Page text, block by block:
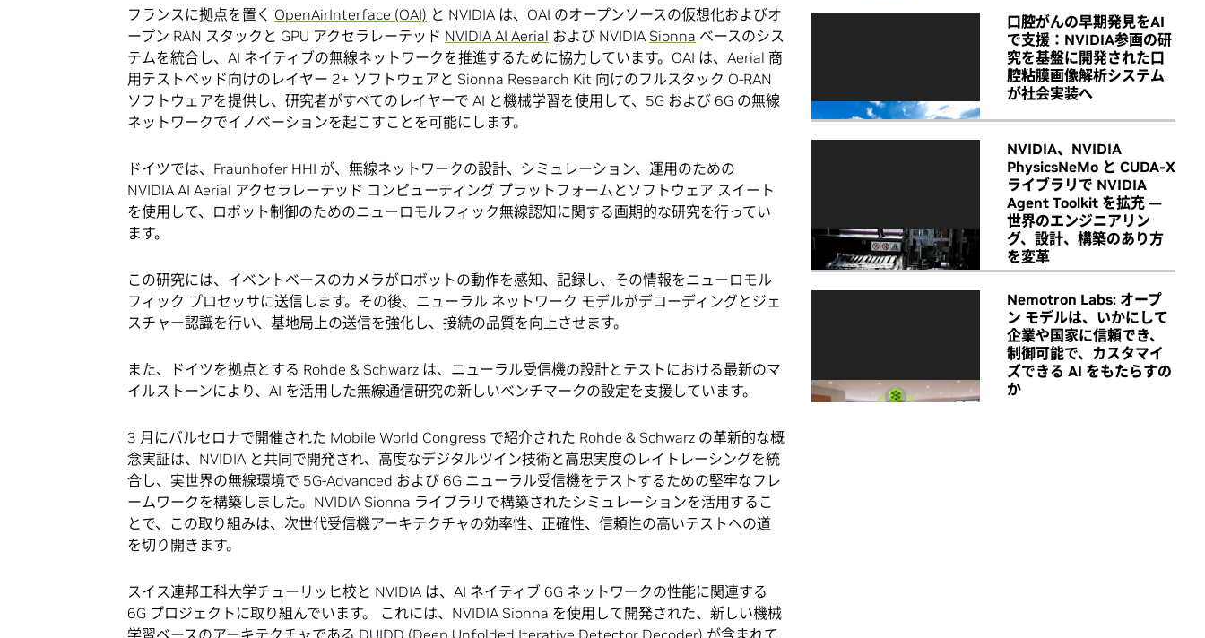
フランスに拠点を置く OpenAirInterface (OAI) と NVIDIA は、OAI のオープンソースの仮想化およびオ
ープン RAN スタックと GPU アクセラレーテッド NVIDIA AI Aerial および NVIDIA Sionna ベースのシス
テムを統合し、AI ネイティブの無線ネットワークを推進するために協力しています。OAI は、Aerial 商
用テストベッド向けのレイヤー 2+ ソフトウェアと Sionna Research Kit 向けのフルスタック O-RAN
ソフトウェアを提供し、研究者がすべてのレイヤーで AI と機械学習を使用して、5G および 6G の無線
ネットワークでイノベーションを起こすことを可能にします。
ドイツでは、Fraunhofer HHI が、無線ネットワークの設計、シミュレーション、運用のための
NVIDIA AI Aerial アクセラレーテッド コンピューティング プラットフォームとソフトウェア スイート
を使用して、ロボット制御のためのニューロモルフィック無線認知に関する画期的な研究を行ってい
ます。
この研究には、イベントベースのカメラがロボットの動作を感知、記録し、その情報をニューロモル
フィック プロセッサに送信します。その後、ニューラル ネットワーク モデルがデコーディングとジェ
スチャー認識を行い、基地局上の送信を強化し、接続の品質を向上させます。
また、ドイツを拠点とする Rohde & Schwarz は、ニューラル受信機の設計とテストにおける最新のマ
イルストーンにより、AI を活用した無線通信研究の新しいベンチマークの設定を支援しています。
3 月にバルセロナで開催された Mobile World Congress で紹介された Rohde & Schwarz の革新的な概
念実証は、NVIDIA と共同で開発され、高度なデジタルツイン技術と高忠実度のレイトレーシングを統
合し、実世界の無線環境で 5G-Advanced および 6G ニューラル受信機をテストするための堅牢なフレ
ームワークを構築しました。NVIDIA Sionna ライブラリで構築されたシミュレーションを活用するこ
とで、この取り組みは、次世代受信機アーキテクチャの効率性、正確性、信頼性の高いテストへの道
を切り開きます。
スイス連邦工科大学チューリッヒ校と NVIDIA は、AI ネイティブ 6G ネットワークの性能に関連する
6G プロジェクトに取り組んでいます。 これには、NVIDIA Sionna を使用して開発された、新しい機械
口腔がんの早期発見をAI
で支援：NVIDIA参画の研
究を基盤に開発された口
腔粘膜画像解析システム
が社会実装へ
NVIDIA、NVIDIA
PhysicsNeMo と CUDA-X
ライブラリで NVIDIA
Agent Toolkit を拡充 ―
世界のエンジニアリン
グ、設計、構築のあり方
を変革
Nemotron Labs: オープ
ン モデルは、いかにして
企業や国家に信頼でき、
制御可能で、カスタマイ
ズできる AI をもたらすの
か